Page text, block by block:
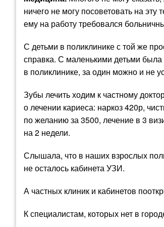
ничего не могу посоветовать на
ему на работу требовался
С детьми в поликлинике с той же
справка. С маленькими детьми была
в поликлинике, за один можно и не
Зубы лечить ходим к частному
о лечении кариеса: наркоз 420р,
по желанию за 3500, лечение в 3
на 2 недели.
Слышала, что в наших взрослых
не осталось кабинета УЗИ.
А частных клиник и кабинетов
К специалистам, которых нет в